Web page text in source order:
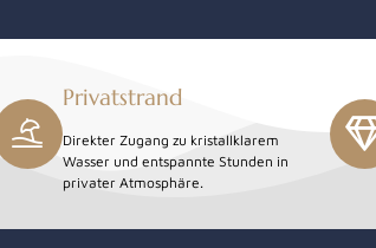
Privatstrand
Direkter Zugang zu kristallklarem
Wasser und entspannte Stunden in
privater Atmosphäre.